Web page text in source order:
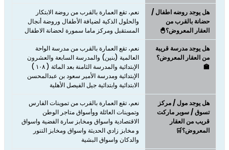
هل يوجد روضه اطفال /
حضانة بالقرب من
العقار المعروض؟🐣
نعم، تقع العمارة بالقرب من روضة الابتكار
والحلول الذكية لضيافة الأطفال وروضة أنجال
المستقبل ومركز ماما سمورة لحضانة الاطفال
هل يوجد مدرسة قريبة
من العقار المعروض؟
🏫
نعم، تقع العمارة بالقرب من مدرسة الواحة
العالمية (بنين) والمدرسة السابعة والعشرون
الإبتدائية والمدرسة الثامنة بعد المائة ( ١٠٨ )
الإبتدائية ومدرسة الأمير سعود بن عبدالمحسن
الابتدائية وابتدائية جيل الفيصل الأهلية
هل يوجد مول / مركز
تسوق / سوبر ماركت
قريب من العقار
المعروض؟🛒
نعم، ​​​​​​​تقع العمارة بالقرب من تموينات الفارس
وتموينات العائلة ووأسواق متاجر الوطن
الاقتصادية واسواق ومخابز سارة الفضية واسواق
و مخابز زادي الحديثة واسواق ومخابز التنور
والدكان واسواق البشية